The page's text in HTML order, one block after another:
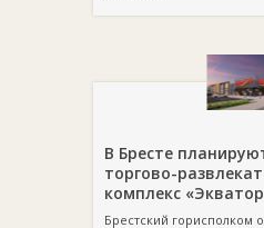
В Бресте
торгово-
комплекс
Брестский горисполком